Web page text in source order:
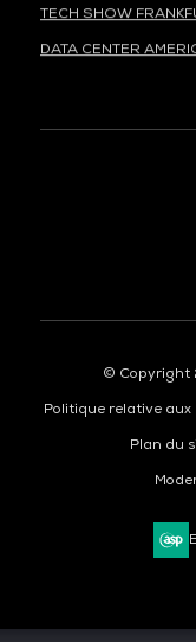
TECH SHOW
DATA CENTER
© Copyright
Politique relative aux
Plan du